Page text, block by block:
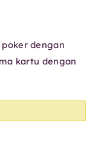
dengan
kartu dengan